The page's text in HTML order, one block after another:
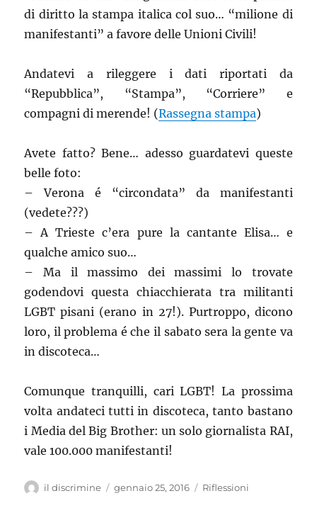
di diritto la stampa italica col suo… “milione di
manifestanti” a favore delle Unioni Civili!
Andatevi a rileggere i dati riportati da
“Repubblica”, “Stampa”, “Corriere” e
compagni di merende! (Rassegna stampa)
Avete fatto? Bene… adesso guardatevi queste
belle foto:
– Verona é “circondata” da manifestanti
(vedete???)
– A Trieste c’era pure la cantante Elisa… e
qualche amico suo…
– Ma il massimo dei massimi lo trovate
godendovi questa chiacchierata tra militanti
LGBT pisani (erano in 27!). Purtroppo, dicono
loro, il problema é che il sabato sera la gente va
in discoteca…
Comunque tranquilli, cari LGBT! La prossima
volta andateci tutti in discoteca, tanto bastano
i Media del Big Brother: un solo giornalista RAI,
vale 100.000 manifestanti!
Autore
il discrimine
Pubblicato
gennaio 25, 2016 Categorie
Riflessioni